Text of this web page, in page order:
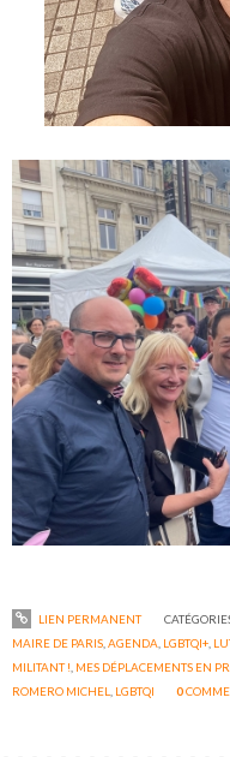
LIEN PERMANENT
MAIRE DE PARIS ,AGENDA LGBTQI+
MILITANT ! MES DÉPLACEMENTS EN
ROMERO MICHEL
LGBTQI 0